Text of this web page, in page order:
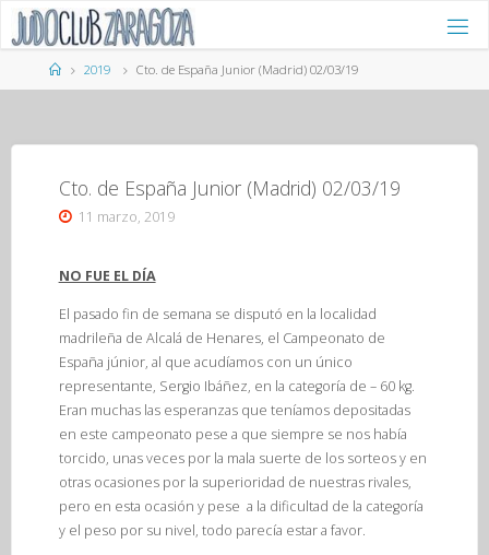
Saltar
contenidoPágina
de
2019 Cto. de España Junior (Madrid) 02/03/19
Cto. de España Junior (Madrid) 02/03/19
11 marzo, 2019
NO FUE EL DÍA
El pasado fin de semana se disputó en la localidad
madrileña de Alcalá de Henares, el Campeonato de
España júnior, al que acudíamos con un único
representante, Sergio Ibáñez, en la categoría de – 60 kg.
Eran muchas las esperanzas que teníamos depositadas
en este campeonato pese a que siempre se nos había
torcido, unas veces por la mala suerte de los sorteos y en
otras ocasiones por la superioridad de nuestras rivales,
pero en esta ocasión y pese a la dificultad de la categoría
y el peso por su nivel, todo parecía estar a favor.